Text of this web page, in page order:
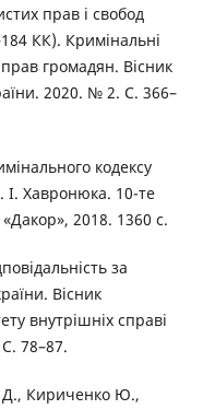
прав і свобод
КК). Кримінальні
громадян. Вісник
2020. № 2. С. 366–
кодексу
Хавронюка. 10-те
2018. 1360 с.
за
Вісник
внутрішніх справі
78–87.
Д., Кириченко Ю.,